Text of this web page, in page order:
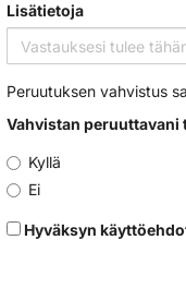
Lisätietoja
Peruutuksen vahvistus
Vahvistan peruuttavani
Kyllä
Ei
Hyväksyn